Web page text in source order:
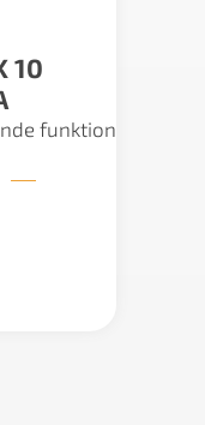
10
funktion